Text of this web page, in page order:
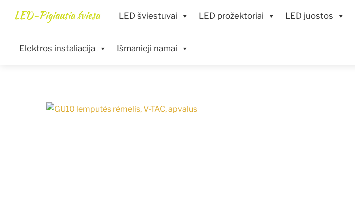
LED-Pigiausia šviesa LED šviestuvai LED prožektoriai LED juostos
Elektros instaliacija Išmanieji namai